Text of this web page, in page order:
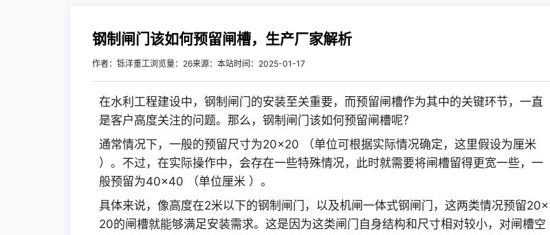
钢制闸门该如何预留闸槽，生产厂家解析
作者：铄洋重工浏览量：26来源：本站时间：2025-01-17
在水利工程建设中，钢制闸门的安装至关重要，而预留闸槽作为其中的关键环节，一直
是客户高度关注的问题。那么，钢制闸门该如何预留闸槽呢？
通常情况下，一般的预留尺寸为20×20 （单位可根据实际情况确定，这里假设为厘米
）。不过，在实际操作中，会存在一些特殊情况，此时就需要将闸槽留得更宽一些，一
般预留为40×40 （单位厘米 ）。
具体来说，像高度在2米以下的钢制闸门，以及机闸一体式钢闸门，这两类情况预留20×
20的闸槽就能够满足安装需求。这是因为这类闸门自身结构和尺寸相对较小，对闸槽空